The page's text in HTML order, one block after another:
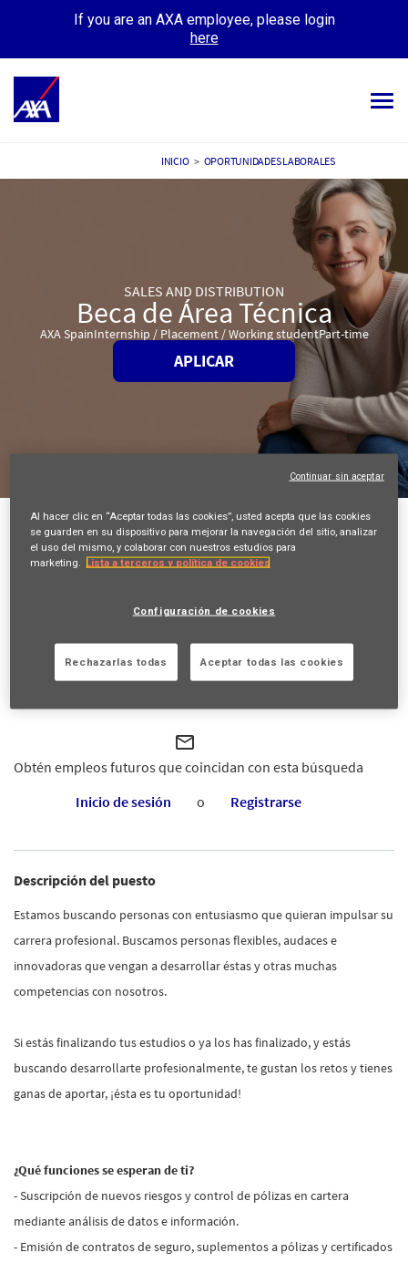
If you are an AXA employee, please login
here
MIS APLICACIONES MI PERFIL
INICIO > OPORTUNIDADES LABORALES
SALES AND DISTRIBUTION
Beca de Área Técnica
AXA SpainInternship / Placement / Working studentPart-time
APLICAR
Volver
Beca de Área Técnica
SALES AND DISTRIBUTION
22324
Maria Elena SANCHEZ
mail_outline
Obtén empleos futuros que coincidan con esta búsqueda
Inicio de sesión
o Registrarse
Descripción del puesto
Estamos buscando personas con entusiasmo que quieran impulsar su
carrera profesional. Buscamos personas flexibles, audaces e
innovadoras que vengan a desarrollar éstas y otras muchas
competencias con nosotros.
Si estás finalizando tus estudios o ya los has finalizado, y estás
buscando desarrollarte profesionalmente, te gustan los retos y tienes
ganas de aportar, ¡ésta es tu oportunidad!
¿Qué funciones se esperan de ti?
- Suscripción de nuevos riesgos y control de pólizas en cartera
mediante análisis de datos e información.
- Emisión de contratos de seguro, suplementos a pólizas y certificados
Al hacer clic en “Aceptar todas las cookies”, usted acepta que las cookies
se guarden en su dispositivo para mejorar la navegación del sitio, analizar
el uso del mismo, y colaborar con nuestros estudios para
marketing.
Lista a terceros y política de cookies
Configuración de cookies
Rechazarlas todas Aceptar todas las cookies
Continuar sin aceptar